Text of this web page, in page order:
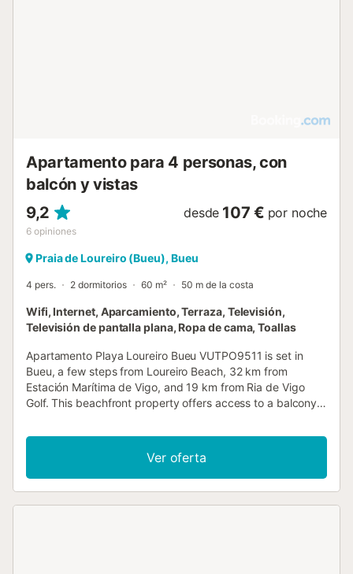
Apartamento para 4 personas, con
balcón y vistas
9,2
6 opiniones
desde 107 € por noche
Praia de Loureiro (Bueu), Bueu
4 pers. 2 dormitorios 60 m² 50 m de la costa
Wifi, Internet, Aparcamiento, Terraza, Televisión,
Televisión de pantalla plana, Ropa de cama, Toallas
Apartamento Playa Loureiro Bueu VUTPO9511 is set in
Bueu, a few steps from Loureiro Beach, 32 km from
Estación Marítima de Vigo, and 19 km from Ria de Vigo
Golf. This beachfront property offers access to a balcony,
Ver oferta